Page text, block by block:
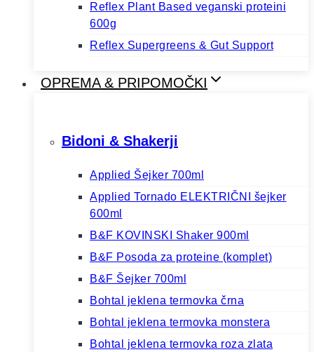
Reflex Plant Based veganski proteini
600g
Reflex Supergreens & Gut Support
OPREMA & PRIPOMOČKI
Bidoni & Shakerji
Applied Šejker 700ml
Applied Tornado ELEKTRIČNI šejker
600ml
B&F KOVINSKI Shaker 900ml
B&F Posoda za proteine (komplet)
B&F Šejker 700ml
Bohtal jeklena termovka črna
Bohtal jeklena termovka monstera
Bohtal jeklena termovka roza zlata